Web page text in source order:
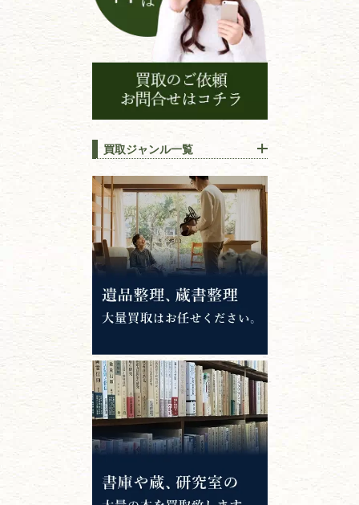
買取ジャンル一覧
江戸時代の書物
唐本・漢籍・
中国書物・朝鮮本
錦絵・浮世絵・版画・刷り物
専門書・ 学術書
哲学書・思想書
心理学・倫理学
仏教書
神道・神社仏閣
イスラム教